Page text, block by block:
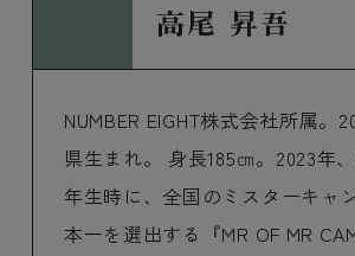
高尾 昇吾
NUMBER EIGHT株式会社所属。
県生まれ。 身長185㎝。2023年
年生時に、全国のミスターキャ
本一を選出する『MR OF MR